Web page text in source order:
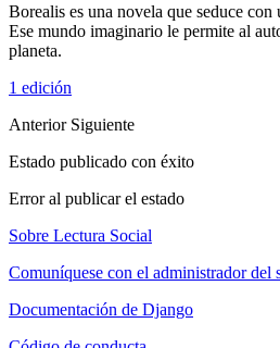
Borealis es una novela que seduce
Ese mundo imaginario le permite al
planeta.
1 edición
Anterior Siguiente
Estado publicado con éxito
Error al publicar el estado
Sobre Lectura Social
Comuníquese con el administrador del
Documentación de Django